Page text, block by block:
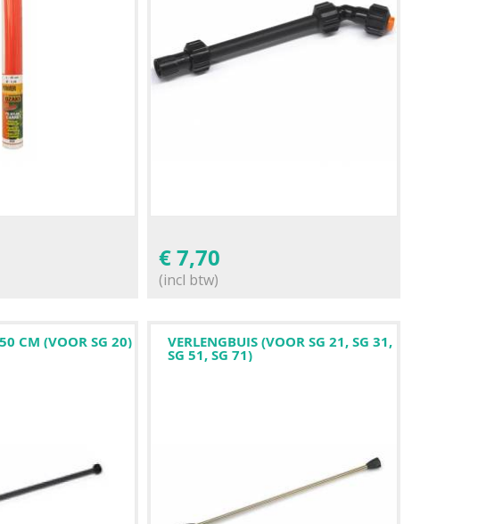
€7,70
(incl btw)
CM (VOOR SG 20) VERLENGBUIS (VOOR SG 21, SG 31,
SG 51, SG 71)